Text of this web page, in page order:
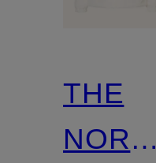
THE
NORTH